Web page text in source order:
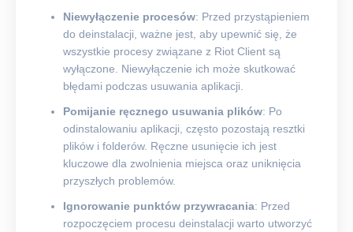
Niewyłączenie procesów: Przed przystąpieniem
do deinstalacji, ważne jest, aby upewnić się, że
wszystkie procesy związane z Riot Client są
wyłączone. Niewyłączenie ich może skutkować
błędami podczas usuwania aplikacji.
Pomijanie ręcznego usuwania plików: Po
odinstalowaniu aplikacji, często pozostają resztki
plików i folderów. Ręczne usunięcie ich jest
kluczowe dla zwolnienia miejsca oraz uniknięcia
przyszłych problemów.
Ignorowanie punktów przywracania: Przed
rozpoczęciem procesu deinstalacji warto utworzyć